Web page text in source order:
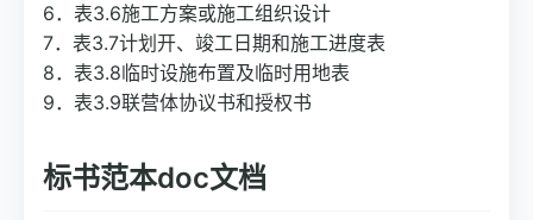
6．表3.6施工方案或施工组织设计
7．表3.7计划开、竣工日期和施工进度表
8．表3.8临时设施布置及临时用地表
9．表3.9联营体协议书和授权书
标书范本doc文档